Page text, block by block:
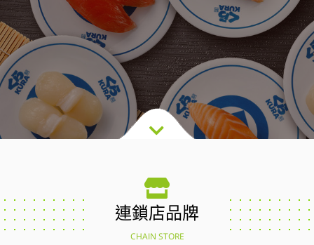
連鎖店品牌
CHAIN STORE